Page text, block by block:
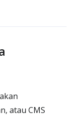
atau CMS